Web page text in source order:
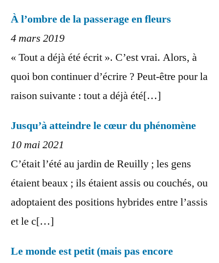
À l’ombre de la passerage en fleurs
4 mars 2019
« Tout a déjà été écrit ». C’est vrai. Alors, à
quoi bon continuer d’écrire ? Peut-être pour la
raison suivante : tout a déjà été[…]
Jusqu’à atteindre le cœur du phénomène
10 mai 2021
C’était l’été au jardin de Reuilly ; les gens
étaient beaux ; ils étaient assis ou couchés, ou
adoptaient des positions hybrides entre l’assis
et le c[…]
Le monde est petit (mais pas encore